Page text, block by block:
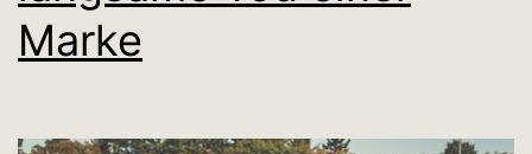
Marke